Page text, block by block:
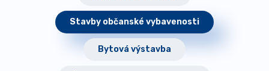
Stavby občanské vybavenosti
Bytová výstavba